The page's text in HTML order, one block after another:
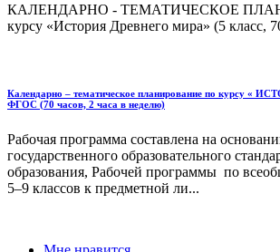
КАЛЕНДАРНО - ТЕМАТИЧЕСКОЕ
курсу «История Древнего мира» (5 класс,
Календарно – тематическое планирование по курсу «
ФГОС (70 часов, 2 часа в неделю)
Рабочая программа составлена на
государственного образовательного
образования, Рабочей программы по
5–9 классов к предметной ли...